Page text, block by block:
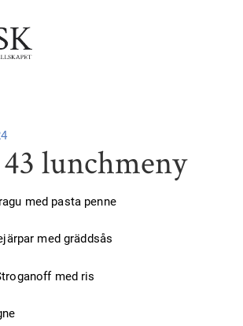
lunchmeny
med pasta penne
med gräddsås
med ris